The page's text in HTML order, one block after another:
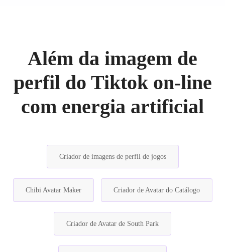
Além da imagem de
perfil do Tiktok on-line
com energia artificial
Criador de imagens de perfil de jogos
Chibi Avatar Maker Criador de Avatar do Catálogo
Criador de Avatar de South Park